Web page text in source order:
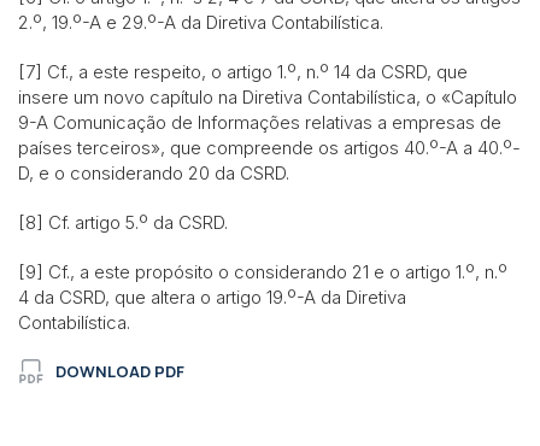
2.º, 19.º-A e 29.º-A da Diretiva Contabilística.
[7] Cf., a este respeito, o artigo 1.º, n.º 14 da CSRD, que
insere um novo capítulo na Diretiva Contabilística, o «Capítulo
9-A Comunicação de Informações relativas a empresas de
países terceiros», que compreende os artigos 40.º-A a 40.º-
D, e o considerando 20 da CSRD.
[8] Cf. artigo 5.º da CSRD.
[9] Cf., a este propósito o considerando 21 e o artigo 1.º, n.º
4 da CSRD, que altera o artigo 19.º-A da Diretiva
Contabilística.
DOWNLOAD PDF